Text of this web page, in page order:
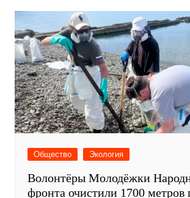
Общество Экология
Волонтёры Молодёжки
фронта очистили 1700 метров